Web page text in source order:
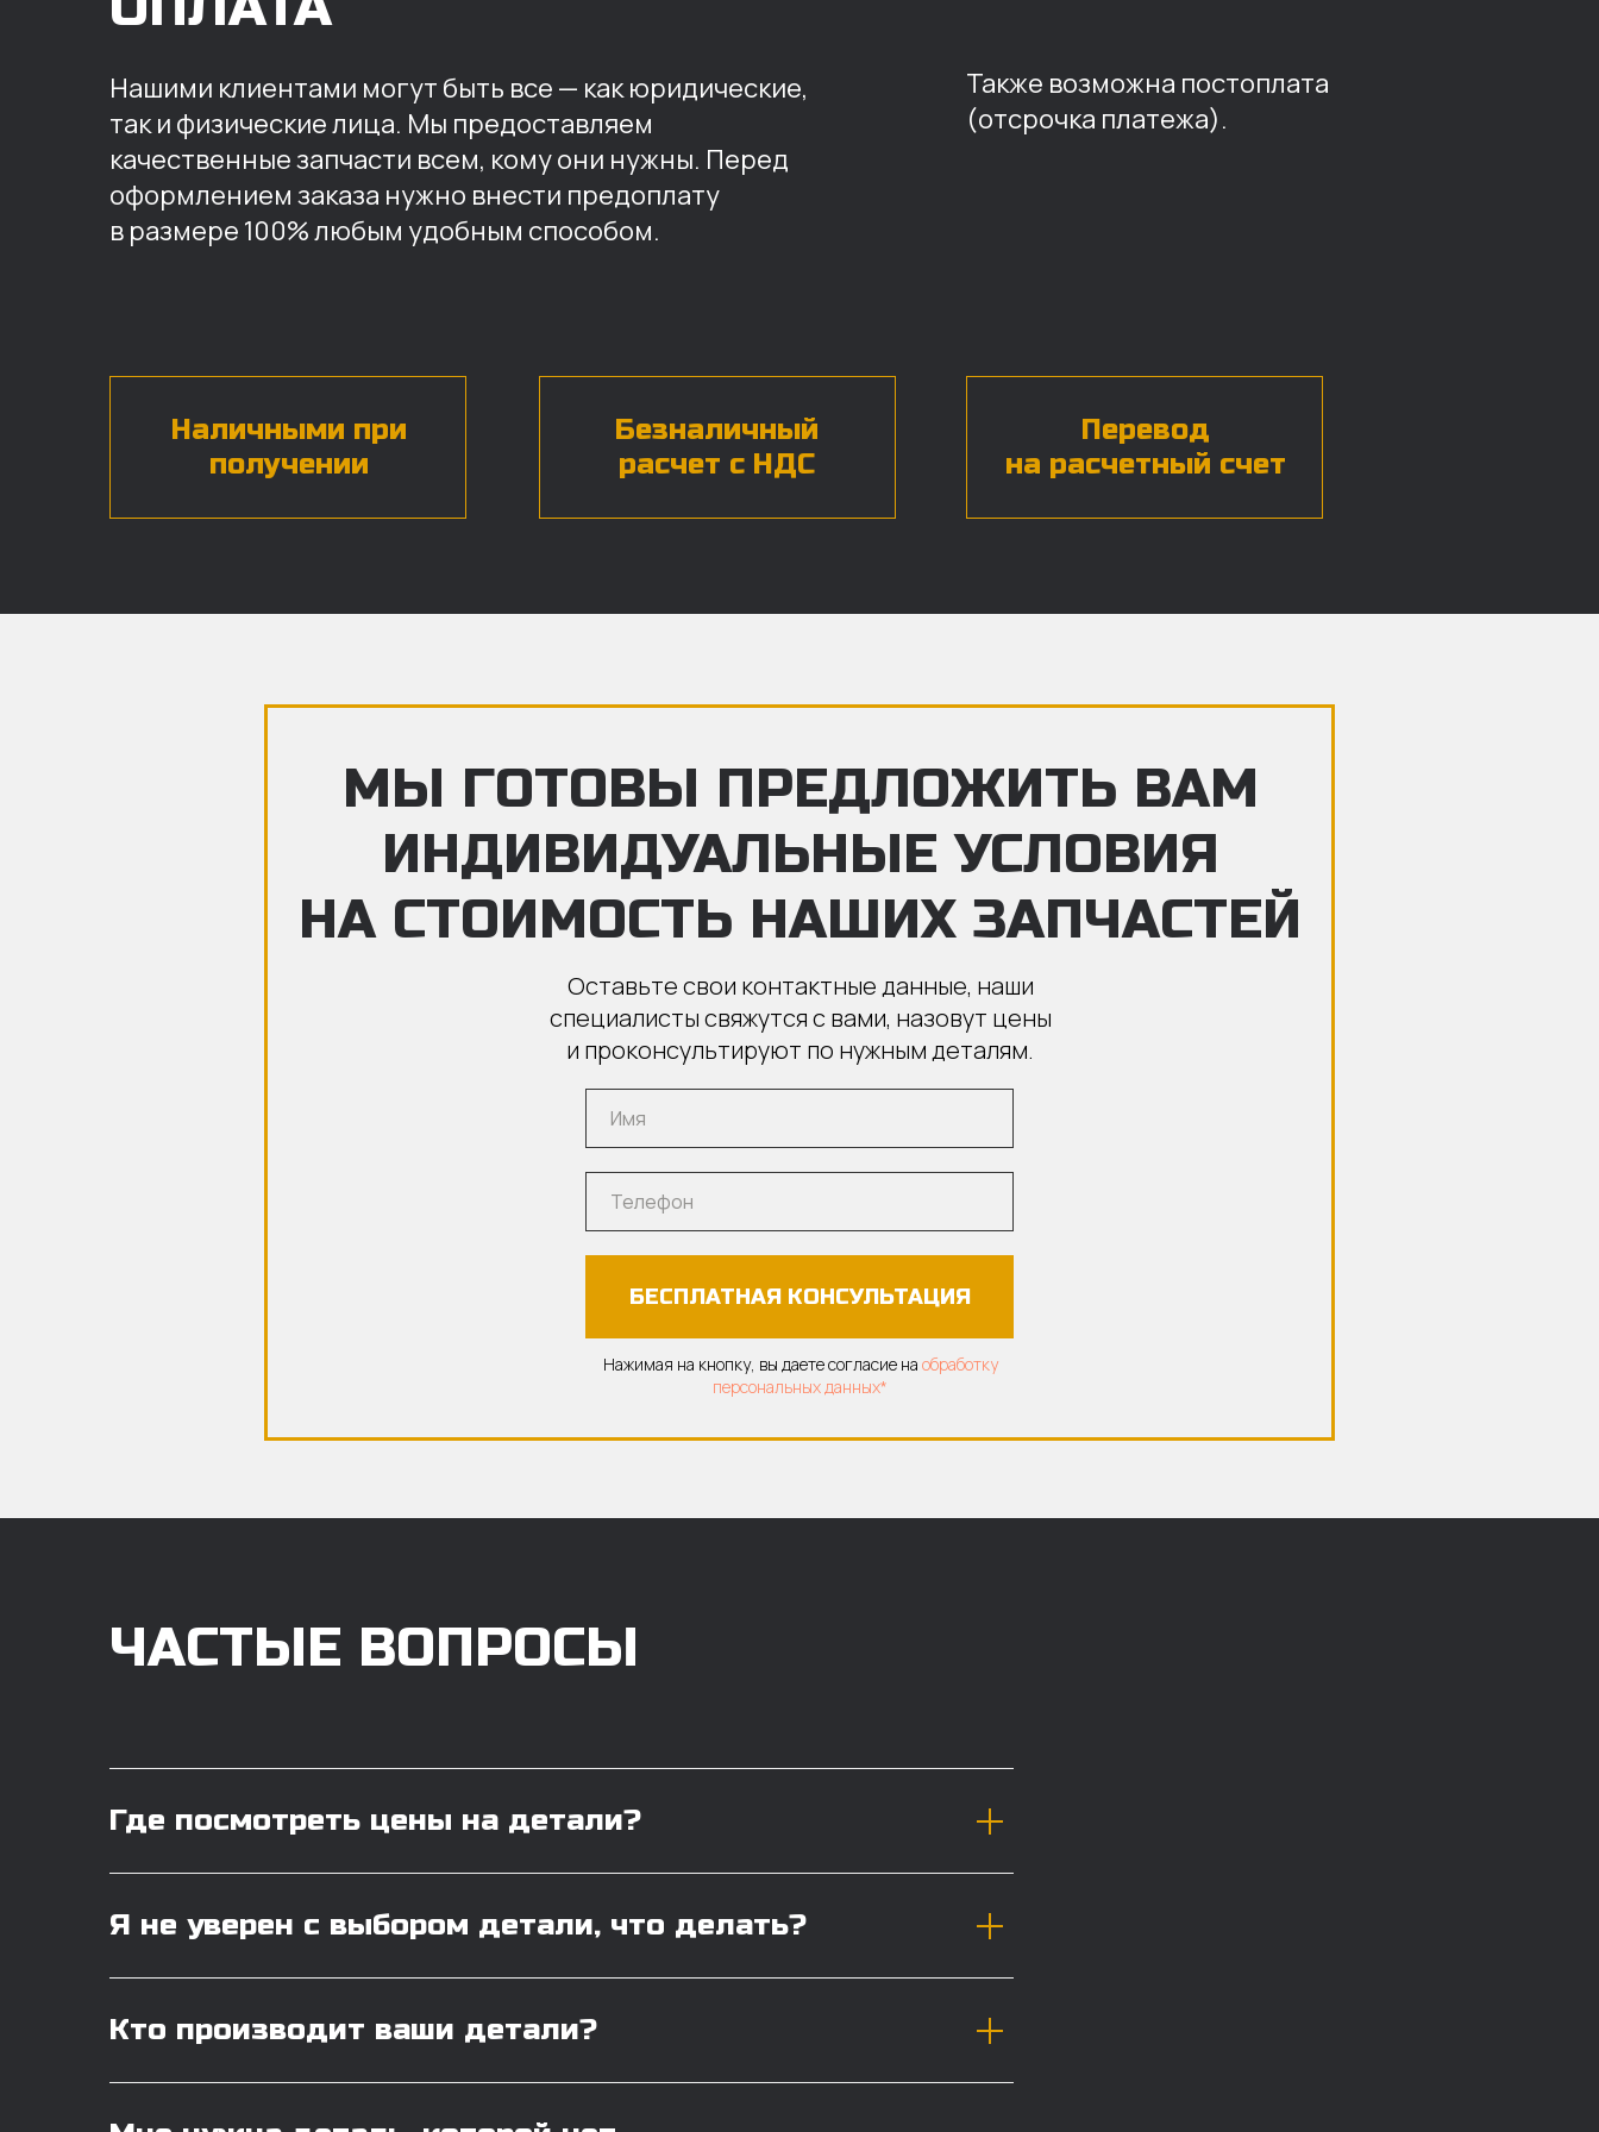
Наличными при
получении
Безналичный
расчет с НДС
Перевод
на расчетный счет
Нашими клиентами могут быть все — как юридические,
так и физические лица. Мы предоставляем
качественные запчасти всем, кому они нужны. Перед
оформлением заказа нужно внести предоплату
в размере 100% любым удобным способом.
Также возможна постоплата
(отсрочка платежа).
МЫ ГОТОВЫ ПРЕДЛОЖИТЬ ВАМ
ИНДИВИДУАЛЬНЫЕ УСЛОВИЯ
НА СТОИМОСТЬ НАШИХ ЗАПЧАСТЕЙ
Оставьте свои контактные данные, наши
специалисты свяжутся с вами, назовут цены
и проконсультируют по нужным деталям.
БЕСПЛАТНАЯ КОНСУЛЬТАЦИЯ
Нажимая на кнопку, вы даете согласие на обработку
персональных данных*
ЧАСТЫЕ ВОПРОСЫ
Где посмотреть цены на детали?
Я не уверен с выбором детали, что делать?
Кто производит ваши детали?